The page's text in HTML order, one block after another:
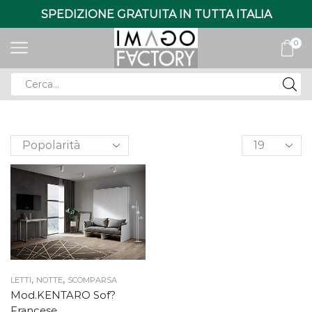
SPEDIZIONE GRATUITA IN TUTTA ITALIA
0
input
Products
per
LETTI, NOTTE, SCOMPARSA
Mod.KENTARO Sof?